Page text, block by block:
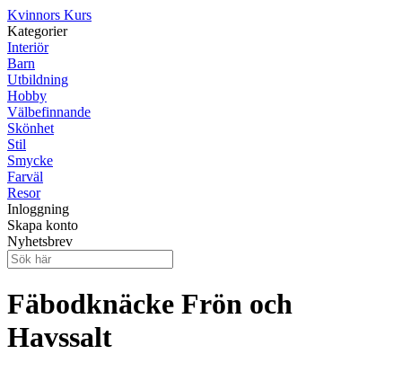
Kvinnors Kurs
Kategorier
Interiör
Barn
Utbildning
Hobby
Välbefinnande
Skönhet
Stil
Smycke
Farväl
Resor
Inloggning
Skapa konto
Nyhetsbrev
Fäbodknäcke Frön och
Havssalt